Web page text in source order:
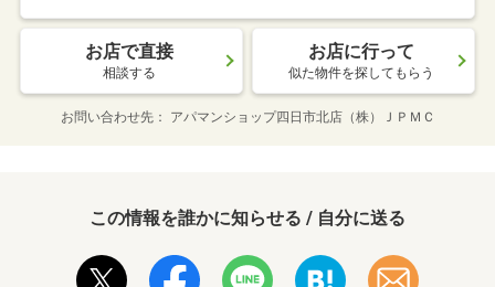
お店で直接
相談する
お店に行って
似た物件を探してもらう
お問い合わせ先 アパマンショップ四日市北店（株）ＪＰＭＣ
この情報を誰かに知らせる / 自分に送る